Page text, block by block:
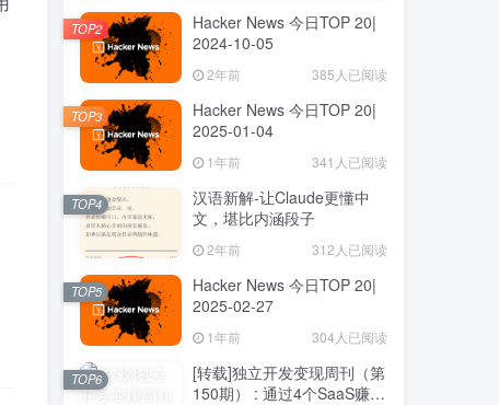
19.Dexterity assessment of hospital workers: prospective comparative study
20.Libobscura: Cameras Are Difficult
19.Dexterity assessment of hospital workers: prospective comparative study
20.Libobscura: Cameras Are Difficult
Hacker News 今日TOP 20|
2024-10-05
2年前 385人已阅读
TOP2
Hacker News 今日TOP 20|
2025-01-04
1年前 341人已阅读
TOP3
汉语新解-让Claude更懂中
文，堪比内涵段子
2年前 312人已阅读
TOP4
Hacker News 今日TOP 20|
2025-02-27
1年前 304人已阅读
TOP5
[转载]独立开发变现周刊（第
150期） : 通过4个SaaS赚取
TOP6